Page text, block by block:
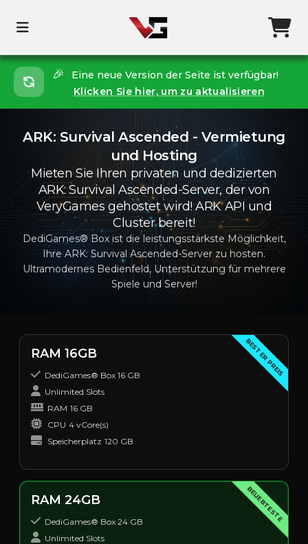
🎉
Eine neue Version der Seite ist verfügbar!
Klicken Sie hier, um zu aktualisieren
ARK: Survival Ascended - Vermietung
und Hosting
Mieten Sie Ihren privaten und dedizierten
ARK: Survival Ascended-Server, der von
VeryGames gehostet wird! ARK API und
Cluster bereit!
DediGames® Box ist die leistungsstärkste Möglichkeit,
Ihre ARK: Survival Ascended-Server zu hosten.
Ultramodernes Bedienfeld, Unterstützung für mehrere
Spiele und Server!
BESTER PREIS
RAM 16GB
DediGames® Box 16 GB
Unlimited Slots
RAM 16 GB
CPU 4 vCore(s)
Speicherplatz 120 GB
BELIEBTESTE
RAM 24GB
DediGames® Box 24 GB
Unlimited Slots